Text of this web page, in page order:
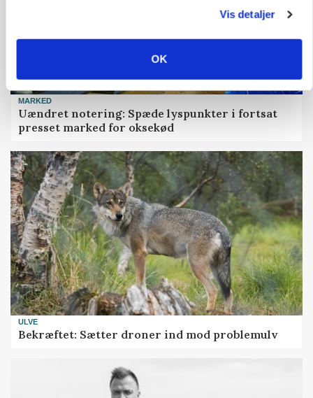
Vis detaljer
OK
MARKED
Uændret notering: Spæde lyspunkter i fortsat
presset marked for oksekød
ULVE
Bekræftet: Sætter droner ind mod problemulv